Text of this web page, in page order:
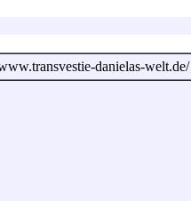
danielas-welt.de/